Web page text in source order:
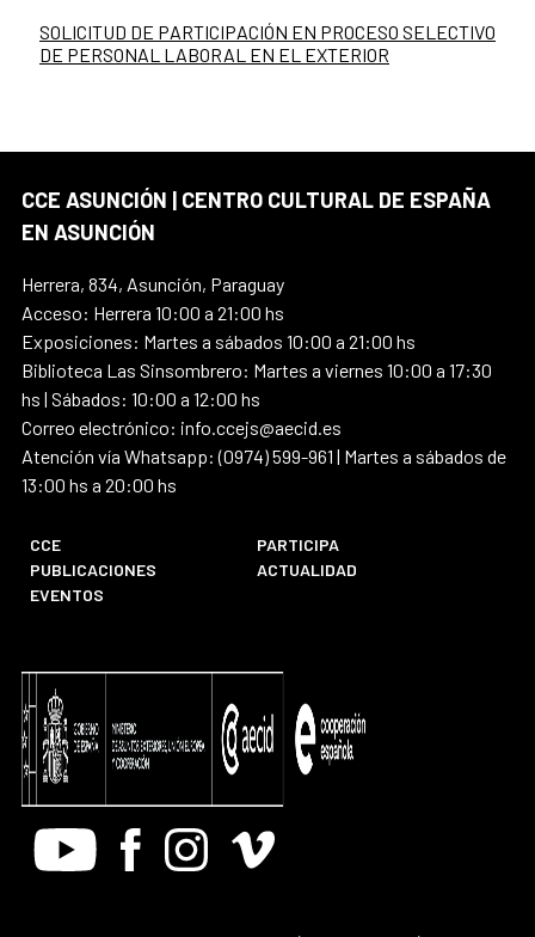
SOLICITUD DE PARTICIPACIÓN EN PROCESO SELECTIVO
DE PERSONAL LABORAL EN EL EXTERIOR
CCE ASUNCIÓN | CENTRO CULTURAL DE ESPAÑA
EN ASUNCIÓN
Herrera, 834, Asunción, Paraguay
Acceso: Herrera 10:00 a 21:00 hs
Exposiciones: Martes a sábados 10:00 a 21:00 hs
Biblioteca Las Sinsombrero: Martes a viernes 10:00 a 17:30
hs | Sábados: 10:00 a 12:00 hs
Correo electrónico: info.ccejs@aecid.es
Atención vía Whatsapp: (0974) 599-961 | Martes a sábados de
13:00 hs a 20:00 hs
CCE
PARTICIPA
PUBLICACIONES
ACTUALIDAD
EVENTOS
Youtube FacebookInstagram
Vimeo